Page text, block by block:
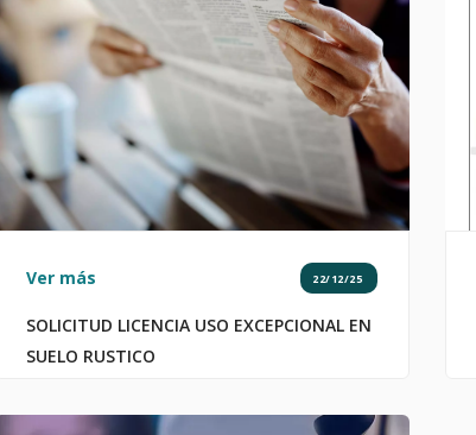
Ver más 22/12/25
SOLICITUD LICENCIA USO EXCEPCIONAL EN
SUELO RUSTICO